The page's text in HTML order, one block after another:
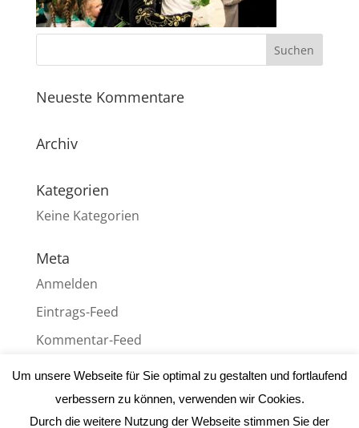
Neueste Kommentare
Archiv
Kategorien
Keine Kategorien
Meta
Anmelden
Eintrags-Feed
Kommentar-Feed
WordPress.org
Um unsere Webseite für Sie optimal zu gestalten und fortlaufend
verbessern zu können, verwenden wir Cookies.
Durch die weitere Nutzung der Webseite stimmen Sie der